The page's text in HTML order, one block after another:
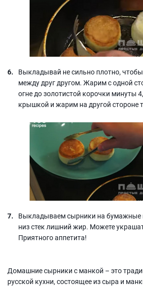
Выкладывай не сильно плотно,
между друг другом. Жарим с одной
огне до золотистой корочки минуты
крышкой и жарим на другой стороне
Выкладываем сырники на бумажные
низ стек лишний жир. Можете
Приятного аппетита!
Домашние сырники с манкой – это
русской кухни, состоящее из сыра и